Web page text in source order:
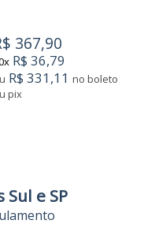
367,90
R$ 36,79
R$ 331,11 no boleto
ou pix
e SP